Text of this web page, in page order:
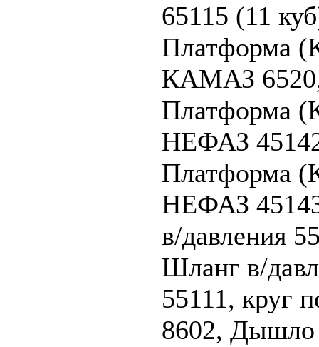
65115 (11
Платформа
КАМАЗ
Платформа
НЕФАЗ
Платформа
НЕФАЗ
в/давления
Шланг в/
55111, круг
8602, Дышло